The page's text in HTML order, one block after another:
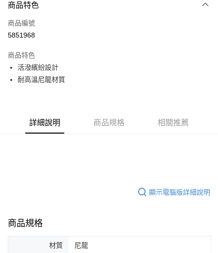
信用卡一次付款
信用卡分期付款
合作金庫商業銀行
華南商業銀行
上海商業儲蓄銀行
聯邦商業銀行
遠東國際商業銀行
元大商業銀行
LINE Pay
Apple Pay
ATM付款
商品特色
商品編號
5851968
商品特色
活潑繽紛設計
耐高溫尼龍材質
詳細說明 商品規格 相關推薦
顯示電腦版詳細說明
商品規格
材質 尼龍